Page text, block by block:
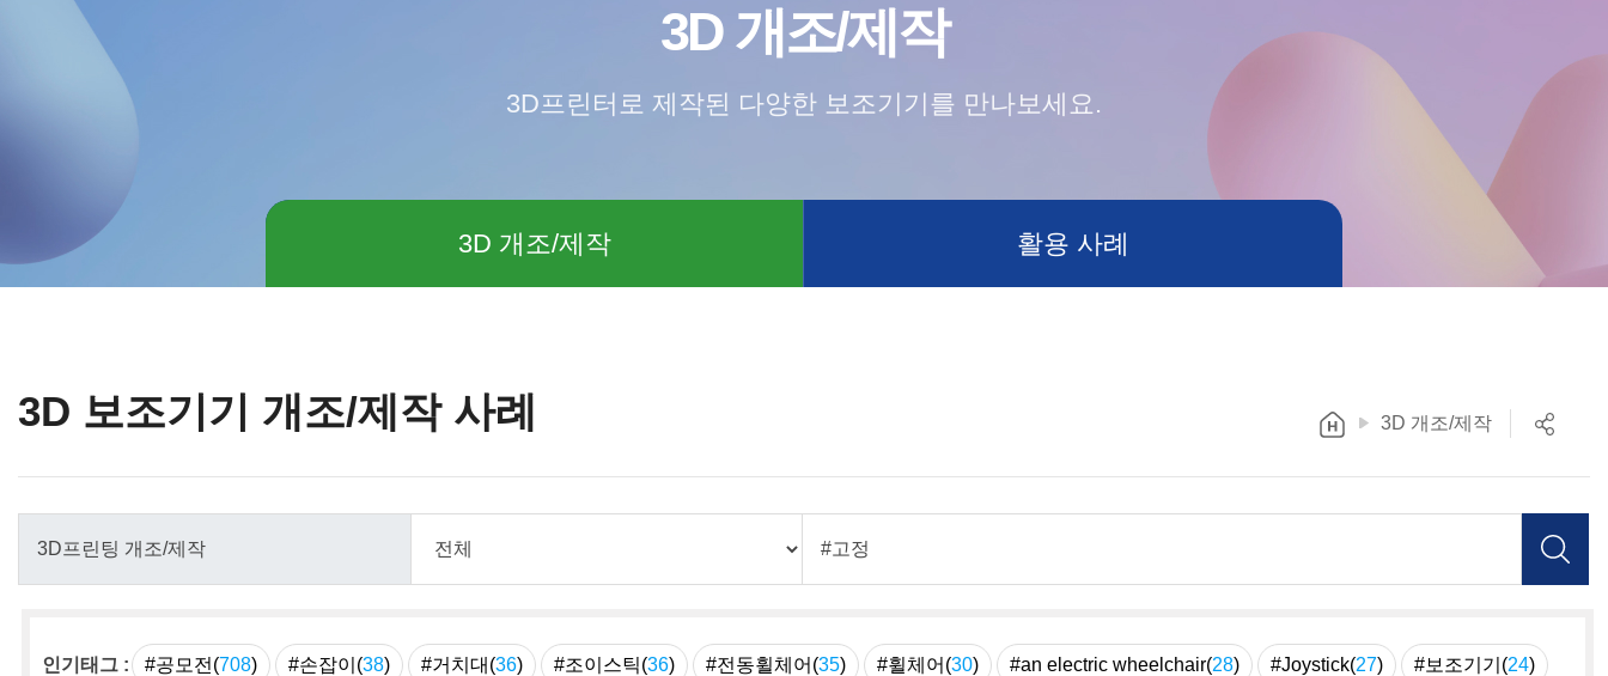
3D 개조/제작
3D프린터로 제작된 다양한 보조기기를 만나보세요.
3D 개조/제작 활용 사례
3D 보조기기 개조/제작 사례 3D 개조/제작
인기태그 : #공모전(708) #손잡이(38) #거치대(36) #조이스틱(36) #전동휠체어(35) #휠체어(30) #an electric wheelchair(28) #Joystick(27) #보조기기(24)